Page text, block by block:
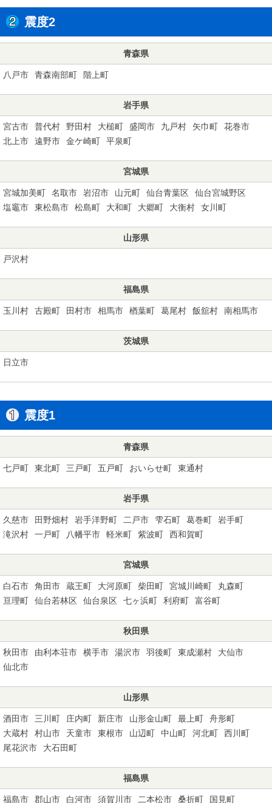
震度2
青森県
八戸市 青森南部町 階上町
岩手県
宮古市 普代村 野田村 大槌町 盛岡市 九戸村 矢巾町
花巻市
北上市
遠野市 金ケ崎町 平泉町
宮城県
宮城加美町 名取市 岩沼市 山元町 仙台青葉区
仙台宮城野区
塩竈市
東松島市 松島町 大和町 大郷町 大衡村 女川町
山形県
戸沢村
福島県
玉川村 古殿町 田村市 相馬市 楢葉町 葛尾村 飯舘村 南相馬市
茨城県
日立市
震度1
青森県
七戸町 東北町 三戸町 五戸町 おいらせ町 東通村
岩手県
久慈市 田野畑村 岩手洋野町 二戸市 雫石町 葛巻町
岩手町
滝沢村
一戸町 八幡平市 軽米町 紫波町 西和賀町
宮城県
白石市 角田市 蔵王町 大河原町 柴田町 宮城川崎町
丸森町
亘理町
仙台若林区 仙台泉区 七ヶ浜町 利府町 富谷町
秋田県
秋田市 由利本荘市 横手市 湯沢市 羽後町 東成瀬村
大仙市
仙北市
山形県
酒田市 三川町 庄内町 新庄市 山形金山町 最上町
舟形町
大蔵村
村山市 天童市 東根市 山辺町 中山町 河北町
西川町
尾花沢市
大石田町
福島県
福島市 郡山市 白河市 須賀川市 二本松市 桑折町 国見町